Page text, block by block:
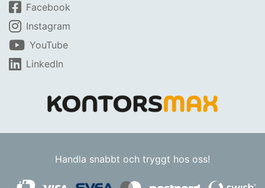
Facebook
Instagram
YouTube
LinkedIn
Handla snabbt och tryggt hos oss!